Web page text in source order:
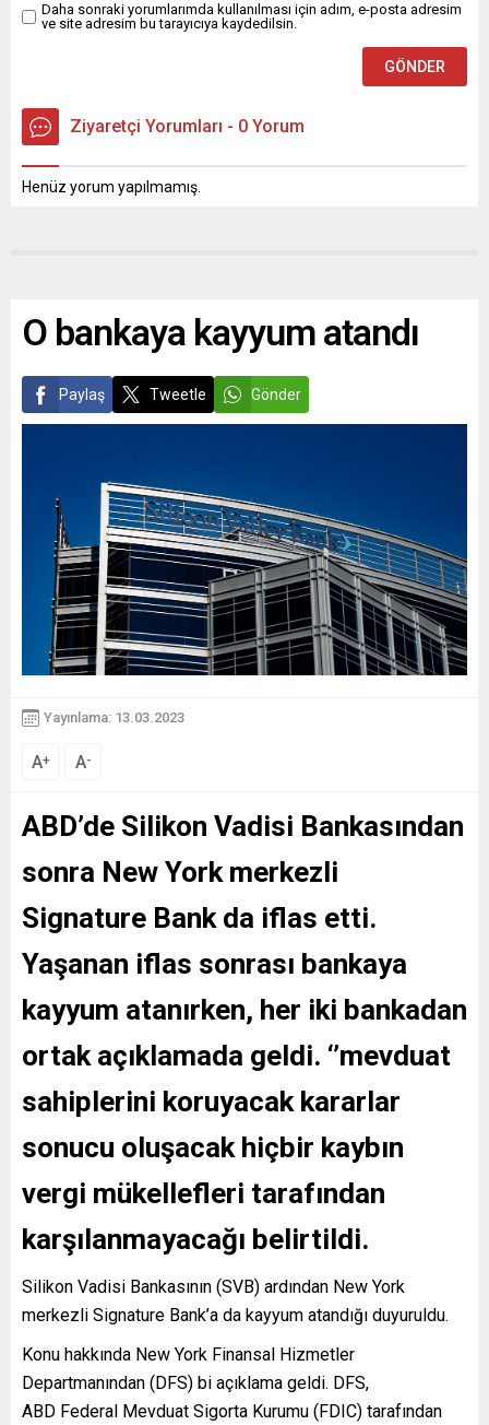
Daha sonraki yorumlarımda kullanılması için adım, e-posta adresim
ve site adresim bu tarayıcıya kaydedilsin.
Ziyaretçi Yorumları - 0 Yorum
Henüz yorum yapılmamış.
O bankaya kayyum atandı
Paylaş Tweetle Gönder
Yayınlama: 13.03.2023
A+ A-
ABD’de Silikon Vadisi Bankasından
sonra New York merkezli
Signature Bank da iflas etti.
Yaşanan iflas sonrası bankaya
kayyum atanırken, her iki bankadan
ortak açıklamada geldi. ‘’mevduat
sahiplerini koruyacak kararlar
sonucu oluşacak hiçbir kaybın
vergi mükellefleri tarafından
karşılanmayacağı belirtildi.
Silikon Vadisi Bankasının (SVB) ardından New York
merkezli Signature Bank’a da kayyum atandığı duyuruldu.
Konu hakkında New York Finansal Hizmetler
Departmanından (DFS) bi açıklama geldi. DFS,
ABD Federal Mevduat Sigorta Kurumu (FDIC) tarafından